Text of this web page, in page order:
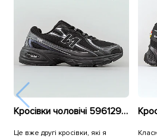
Кросівки чоловічі 596129 Чорні
Це вже другі кросівки, які я